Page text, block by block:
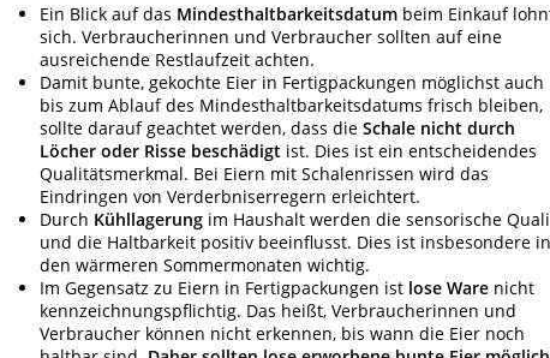
Ein Blick auf das Mindesthaltbarkeitsdatumbeim Einkauf
sich. Verbraucherinnen und Verbraucher sollten auf eine
ausreichende Restlaufzeit achten.
Damit bunte, gekochte Eier in Fertigpackungen möglichst auch
bis zum Ablauf des Mindesthaltbarkeitsdatums frisch bleiben,
sollte darauf geachtet werden, dass die Schale nicht durch
Löcher oder Risse beschädigt ist. Dies ist ein entscheidendes
Qualitätsmerkmal. Bei Eiern mit Schalenrissen wird das
Eindringen von Verderbniserregern erleichtert.
Durch Kühllagerungim Haushalt werden die sensorische
und die Haltbarkeit positiv beeinflusst. Dies ist insbesondere in
den wärmeren Sommermonaten wichtig.
Im Gegensatz zu Eiern in Fertigpackungen ist lose Warenicht
kennzeichnungspflichtig. Das heißt, Verbraucherinnen und
Verbraucher können nicht erkennen, bis wann die Eier noch